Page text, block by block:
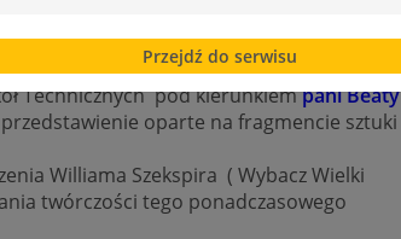
Technicznych pod kierunkiempani Beaty
oparte na fragmencie sztuki
Williama Szekspira ( Wybacz Wielki
twórczości tego ponadczasowego
Przejdź do serwisu